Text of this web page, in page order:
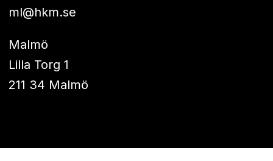
ml@hkm.se
Malmö
Lilla Torg 1
211 34 Malmö